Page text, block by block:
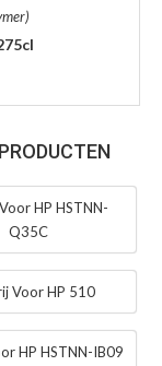
HP HSTNN-
Q35C
Voor HP 510
HP HSTNN-IB09